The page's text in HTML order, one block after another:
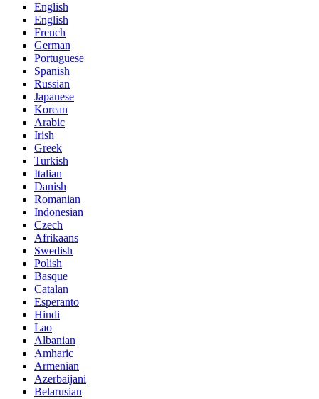
English
English
French
German
Portuguese
Spanish
Russian
Japanese
Korean
Arabic
Irish
Greek
Turkish
Italian
Danish
Romanian
Indonesian
Czech
Afrikaans
Swedish
Polish
Basque
Catalan
Esperanto
Hindi
Lao
Albanian
Amharic
Armenian
Azerbaijani
Belarusian